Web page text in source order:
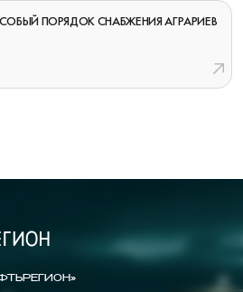
ПОРЯДОК СНАБЖЕНИЯ АГРАРИЕВ